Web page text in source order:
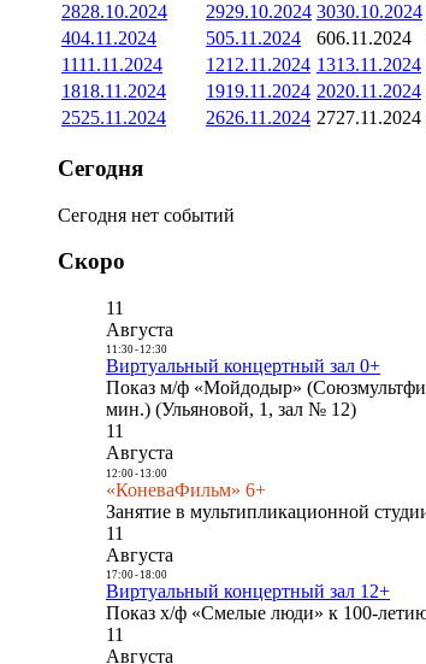
2828.10.2024 2929.10.2024 3030.10.2024
404.11.2024 505.11.2024 606.11.2024
1111.11.2024 1212.11.2024 1313.11.2024
1818.11.2024 1919.11.2024 2020.11.2024
2525.11.2024 2626.11.2024 2727.11.2024
Сегодня
Сегодня нет событий
Скоро
11
Августа
11:30- 12:30
Виртуальный концертный зал 0+
Показ м/ф «Мойдодыр»
мин.) (Ульяновой, 1, зал № 12)
11
Августа
12:00- 13:00
«КоневаФильм» 6+
Занятие в мультипликационной
11
Августа
17:00- 18:00
Виртуальный концертный зал 12+
Показ х/ф «Смелые люди» к 100-
11
Августа